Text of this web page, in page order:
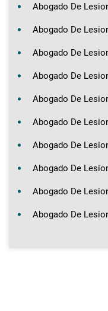
Abogado De
Abogado De
Abogado De
Abogado De
Abogado De
Abogado De
Abogado De
Abogado De
Abogado De
Abogado De